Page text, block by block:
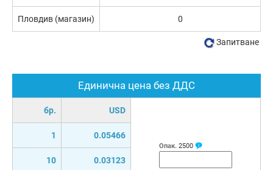
Единична цена без ДДС
бр. USD
1 0.05466
10 0.03123
Опак. 2500
Пловдив (магазин) 0
Запитване